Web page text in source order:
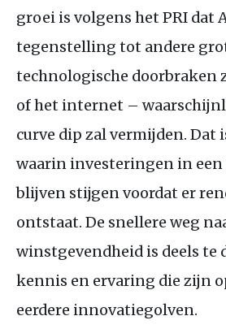
groei is volgens het PRI dat
tegenstelling tot andere
technologische doorbraken
of het internet –
curve dip zal vermijden. Dat
waarin investeringen in
blijven stijgen voordat er
ontstaat. De snellere weg
winstgevendheid is deels te
kennis en ervaring die zijn
eerdere innovatiegolven.